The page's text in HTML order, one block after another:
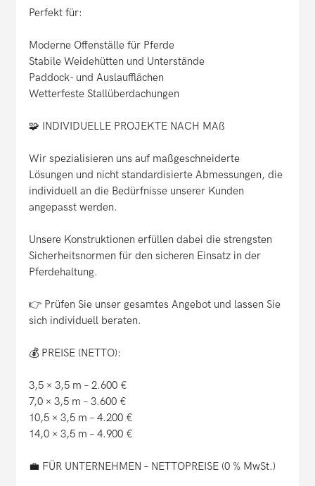
Perfekt für:
Moderne Offenställe für Pferde
Stabile Weidehütten und Unterstände
Paddock- und Auslaufflächen
Wetterfeste Stallüberdachungen
🧩 INDIVIDUELLE PROJEKTE NACH MAß
Wir spezialisieren uns auf maßgeschneiderte
Lösungen und nicht standardisierte Abmessungen, die
individuell an die Bedürfnisse unserer Kunden
angepasst werden.
Unsere Konstruktionen erfüllen dabei die strengsten
Sicherheitsnormen für den sicheren Einsatz in der
Pferdehaltung.
👉 Prüfen Sie unser gesamtes Angebot und lassen Sie
sich individuell beraten.
💰 PREISE (NETTO):
3,5 × 3,5 m – 2.600 €
7,0 × 3,5 m – 3.600 €
10,5 × 3,5 m – 4.200 €
14,0 × 3,5 m – 4.900 €
💼 FÜR UNTERNEHMEN – NETTOPREISE (0 % MwSt.)